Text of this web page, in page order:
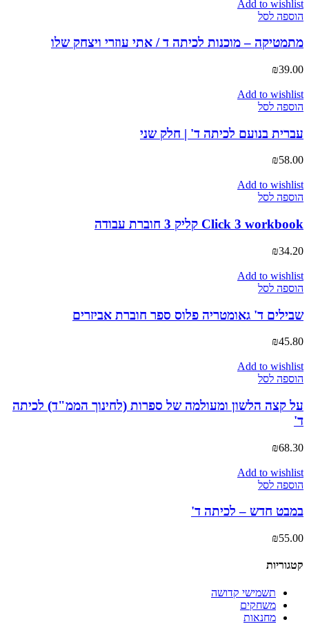
Add to wishlist
הוספה לסל
מתמטיקה – מוכנות לכיתה ד / אתי עוזרי ויצחק שלו
₪39.00
Add to wishlist
הוספה לסל
עברית בנועם לכיתה ד' | חלק שני
₪58.00
Add to wishlist
הוספה לסל
Click 3 workbook קליק 3 חוברת עבודה
₪34.20
Add to wishlist
הוספה לסל
שבילים ד' גאומטריה פלוס ספר חוברת אביזרים
₪45.80
Add to wishlist
הוספה לסל
על קצה הלשון ומעולמה של ספרות (לחינוך הממ"ד) לכיתה
ד'
₪68.30
Add to wishlist
הוספה לסל
במבט חדש – לכיתה ד'
₪55.00
קטגוריות
תשמישי קדושה
משחקים
מחנאות